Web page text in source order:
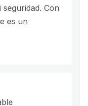
Con
es un